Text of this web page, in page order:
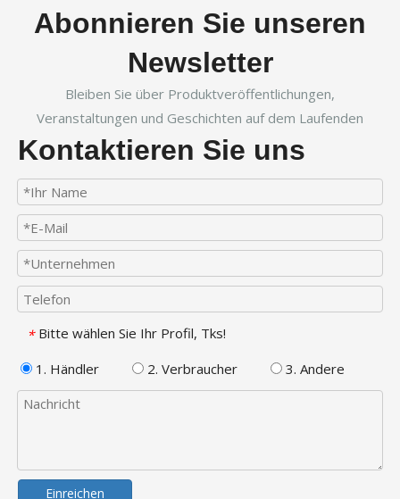
Abonnieren Sie unseren
Newsletter
Bleiben Sie über Produktveröffentlichungen,
Veranstaltungen und Geschichten auf dem Laufenden
Kontaktieren Sie uns
* Bitte wählen Sie Ihr Profil, Tks!
1. Händler
2. Verbraucher 3. Andere
Einreichen